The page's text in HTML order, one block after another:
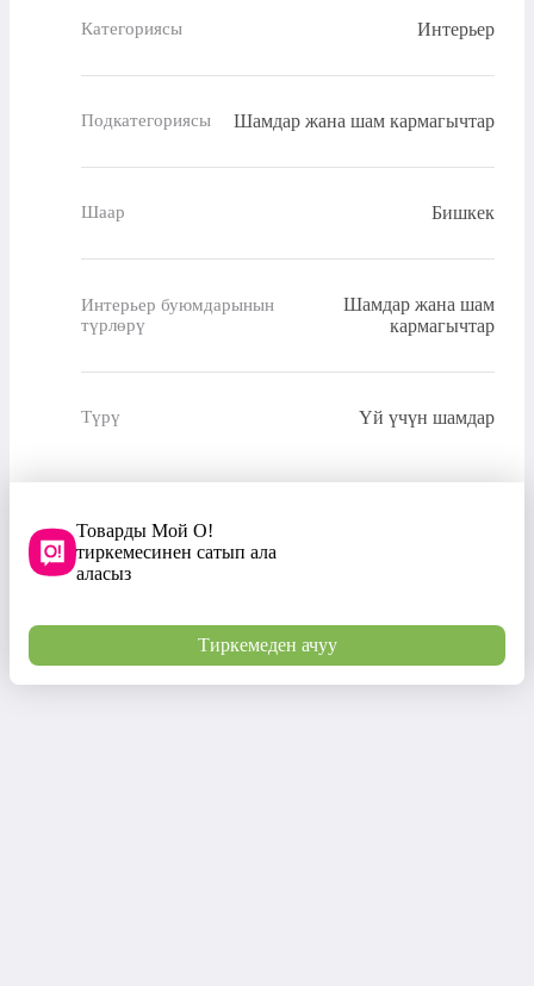
Категориясы Интерьер
Подкатегориясы Шамдар жана шам кармагычтар
Шаар Бишкек
Интерьер буюмдарынын
түрлөрү
Шамдар жана шам
кармагычтар
Түрү Үй үчүн шамдар
Товарды Мой О!
тиркемесинен сатып ала
аласыз
Тиркемеден ачуу